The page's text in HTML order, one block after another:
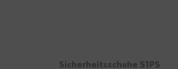
Sicherheitsschuhe S1PS